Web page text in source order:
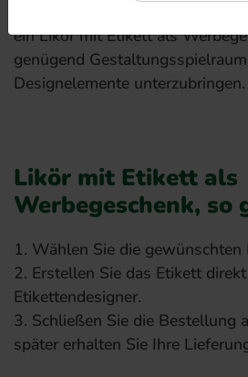
ein Likör mit Etikett als
genügend
Designelemente unterzubringen.
Likör mit Etikett als
Werbegeschenk, so
1. Wählen Sie die gewünschten
2. Erstellen Sie das Etikett
Etikettendesigner.
3. Schließen Sie die Bestellung
später erhalten Sie Ihre